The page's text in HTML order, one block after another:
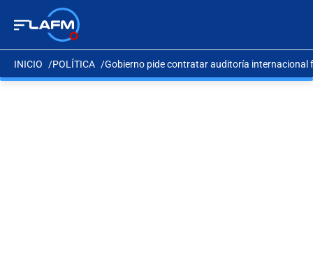
INICIO POLÍTICA Gobierno pide contratar auditoría internacional